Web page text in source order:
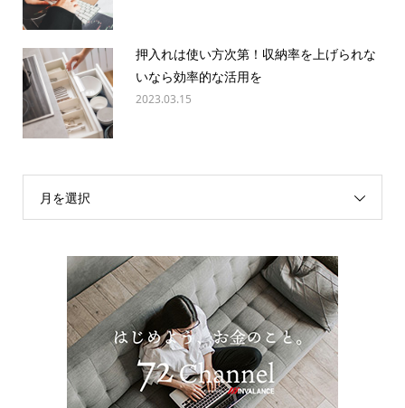
押入れは使い方次第！収納率を上げられな
いなら効率的な活用を
2023.03.15
月を選択